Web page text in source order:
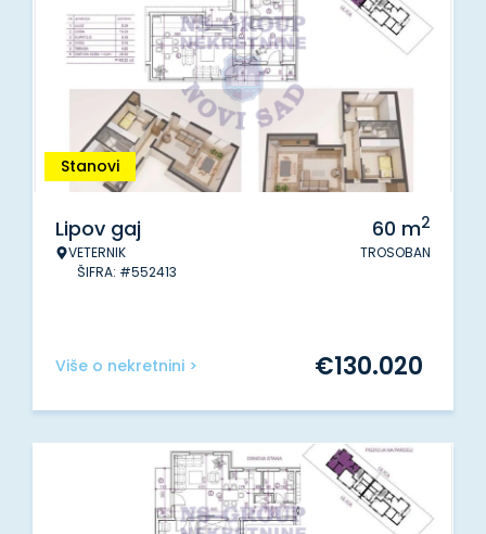
Stanovi
Lipov gaj
VETERNIK
ŠIFRA: #552413
60 m2
TROSOBAN
Više o nekretnini > €130.020